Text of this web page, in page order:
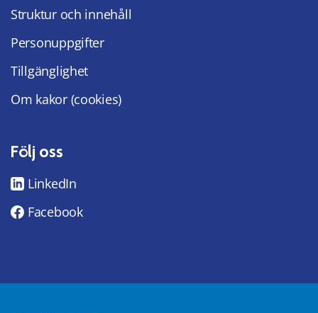
Struktur och innehåll
Personuppgifter
Tillgänglighet
Om kakor (cookies)
Följ oss
LinkedIn
Facebook